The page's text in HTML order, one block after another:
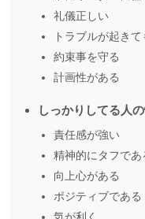
礼儀正しい
トラブルが起き
約束事を守る
計画性がある
しっかりしてる人
責任感が強い
精神的にタフであ
向上心がある
ポジティブである